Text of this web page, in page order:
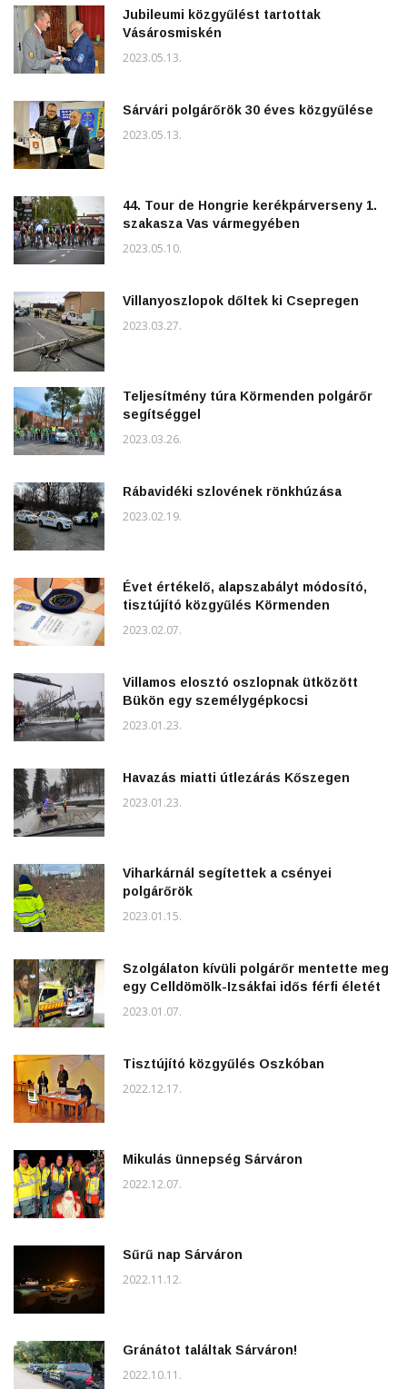
Jubileumi közgyűlést tartottak
Vásárosmiskén
2023.05.13.
Sárvári polgárőrök 30 éves közgyűlése
2023.05.13.
44. Tour de Hongrie kerékpárverseny 1.
szakasza Vas vármegyében
2023.05.10.
Villanyoszlopok dőltek ki Csepregen
2023.03.27.
Teljesítmény túra Körmenden polgárőr
segítséggel
2023.03.26.
Rábavidéki szlovének rönkhúzása
2023.02.19.
Évet értékelő, alapszabályt módosító,
tisztújító közgyűlés Körmenden
2023.02.07.
Villamos elosztó oszlopnak ütközött
Bükön egy személygépkocsi
2023.01.23.
Havazás miatti útlezárás Kőszegen
2023.01.23.
Viharkárnál segítettek a csényei
polgárőrök
2023.01.15.
Szolgálaton kívüli polgárőr mentette meg
egy Celldömölk-Izsákfai idős férfi életét
2023.01.07.
Tisztújító közgyűlés Oszkóban
2022.12.17.
Mikulás ünnepség Sárváron
2022.12.07.
Sűrű nap Sárváron
2022.11.12.
Gránátot találtak Sárváron!
2022.10.11.